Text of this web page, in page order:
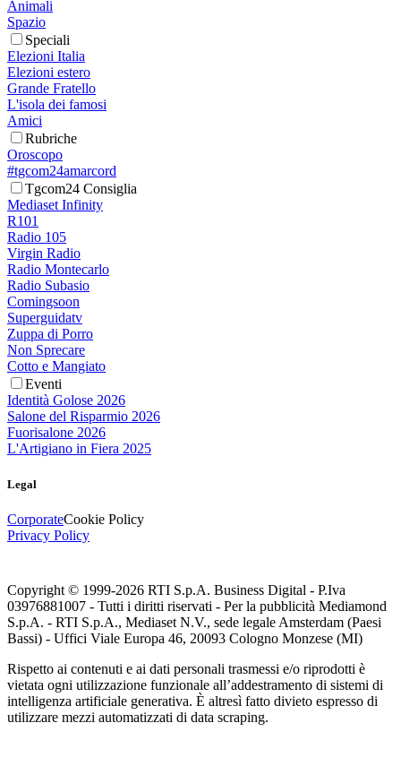
Animali
Spazio
Speciali
Elezioni Italia
Elezioni estero
Grande Fratello
L'isola dei famosi
Amici
Rubriche
Oroscopo
#tgcom24amarcord
Tgcom24 Consiglia
Mediaset Infinity
R101
Radio 105
Virgin Radio
Radio Montecarlo
Radio Subasio
Comingsoon
Superguidatv
Zuppa di Porro
Non Sprecare
Cotto e Mangiato
Eventi
Identità Golose 2026
Salone del Risparmio 2026
Fuorisalone 2026
L'Artigiano in Fiera 2025
Legal
CorporateCookie Policy
Privacy Policy
Copyright © 1999-2026 RTI S.p.A. Business Digital - P.Iva
03976881007 - Tutti i diritti riservati - Per la pubblicità Mediamond
S.p.A. - RTI S.p.A., Mediaset N.V., sede legale Amsterdam (Paesi
Bassi) - Uffici Viale Europa 46, 20093 Cologno Monzese (MI)
Rispetto ai contenuti e ai dati personali trasmessi e/o riprodotti è
vietata ogni utilizzazione funzionale all’addestramento di sistemi di
intelligenza artificiale generativa. È altresì fatto divieto espresso di
utilizzare mezzi automatizzati di data scraping.